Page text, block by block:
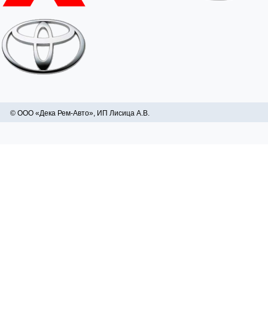
© ООО «Дека Рем-Авто», ИП Лисица А.В.